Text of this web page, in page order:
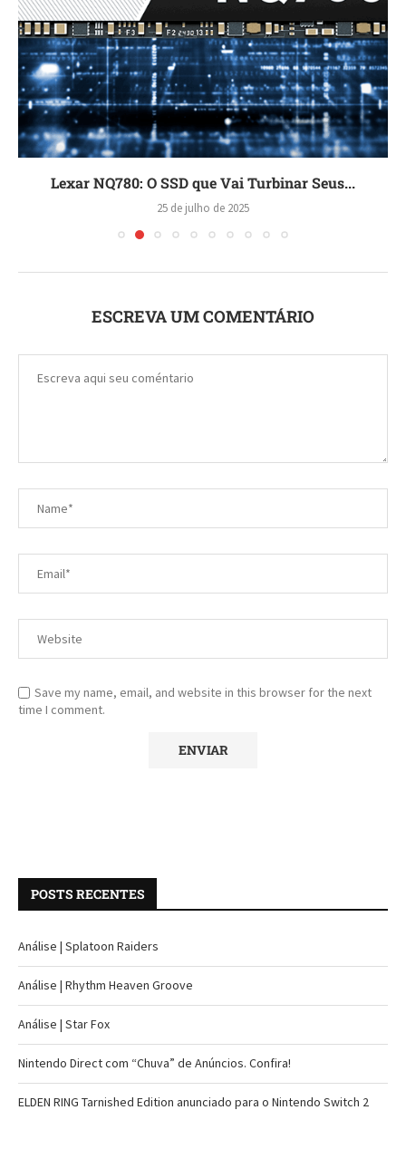
Lexar NQ780: O SSD que Vai Turbinar Seus...
25 de julho de 2025
ESCREVA UM COMENTÁRIO
Save my name, email, and website in this browser for the next
time I comment.
POSTS RECENTES
Análise | Splatoon Raiders
Análise | Rhythm Heaven Groove
Análise | Star Fox
Nintendo Direct com “Chuva” de Anúncios. Confira!
ELDEN RING Tarnished Edition anunciado para o Nintendo Switch 2